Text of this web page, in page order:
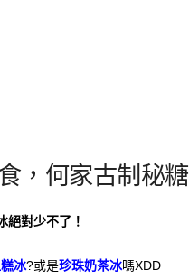
，何家古制秘糖
絕對少不了！
冰?或是珍珠奶茶冰嗎XDD